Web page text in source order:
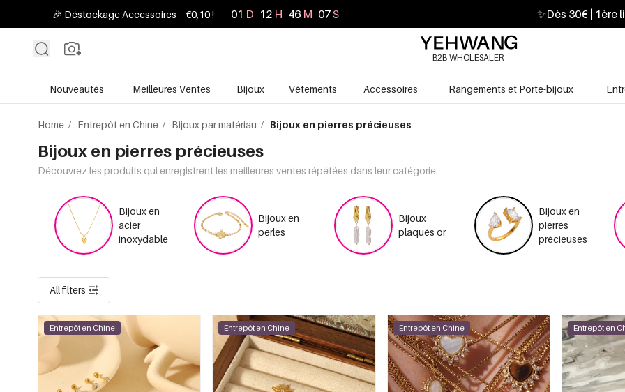
🎉 Déstockage Accessoires – €0,10 ! 01 D 12 H 46 M 05S ✨Dès 30€ | 1ère
B2B WHOLESALER
Nouveautés Meilleures Ventes Bijoux Vêtements Accessoires Rangements et Porte-bijoux
Home / Entrepôt en Chine / Bijoux par matériau / Bijoux en pierres précieuses
Bijoux en pierres précieuses
Découvrez les produits qui enregistrent les meilleures ventes répétées dans leur catégorie.
Bijoux en
acier
inoxydable
Bijoux en
perles
Bijoux
plaqués or
Bijoux en
pierres
précieuses
All filters
Entrepôt en Chine Entrepôt en Chine Entrepôt en Chine Entrepôt en